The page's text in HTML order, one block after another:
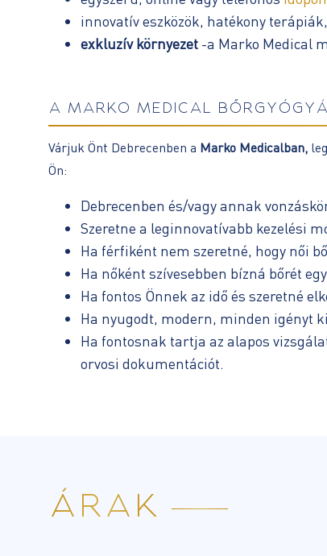
innovatív eszközök, hatékony
exkluzív környezet -a Marko Medical
A MARKO MEDICAL
Várjuk Önt Debrecenben a Marko Medicalban,
Ön:
Debrecenben és/vagy annak
Szeretne a leginnovatívabb kezelési
Ha férfiként nem szeretné, hogy női
Ha nőként szívesebben bízná bőrét
Ha fontos Önnek az idő és szeretné
Ha nyugodt, modern, minden igényt
Ha fontosnak tartja az alapos
orvosi dokumentációt.
ÁRAK